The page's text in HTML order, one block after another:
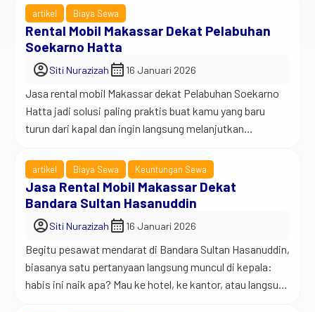
ini karena ingin mengatur perjalanan sendiri tanpa
bergantung pada jadwal siapa pun. Tamalanrea bukan
kawasan sepi. Aktivitas di wilayah ini berjalan cepat dan
padat. […]
artikel Biaya Sewa
Rental Mobil Makassar Dekat Pelabuhan
Soekarno Hatta
account_circleSiti Nurazizah calendar_month 16 Januari 2026
Jasa rental mobil Makassar dekat Pelabuhan Soekarno
Hatta jadi solusi paling praktis buat kamu yang baru
turun dari kapal dan ingin langsung melanjutkan
penumpang dari berbagai daerah, jadi wajar kalau banyak
orang butuh transportasi yang nyaman, cepat, dan siap
jalan kapan saja. Nah, daripada buang waktu cari […]
artikel Biaya Sewa Keuntungan Sewa
Jasa Rental Mobil Makassar Dekat
Bandara Sultan Hasanuddin
account_circleSiti Nurazizah calendar_month 16 Januari 2026
Begitu pesawat mendarat di Bandara Sultan Hasanuddin,
biasanya satu pertanyaan langsung muncul di kepala:
habis ini naik apa? Mau ke hotel, ke kantor, atau langsung